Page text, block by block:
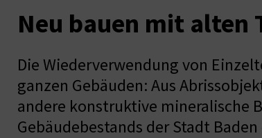
Neu bauen mit alten
Die Wiederverwendung von
ganzen Gebäuden: Aus
andere konstruktive mineralische
Gebäudebestands der Stadt